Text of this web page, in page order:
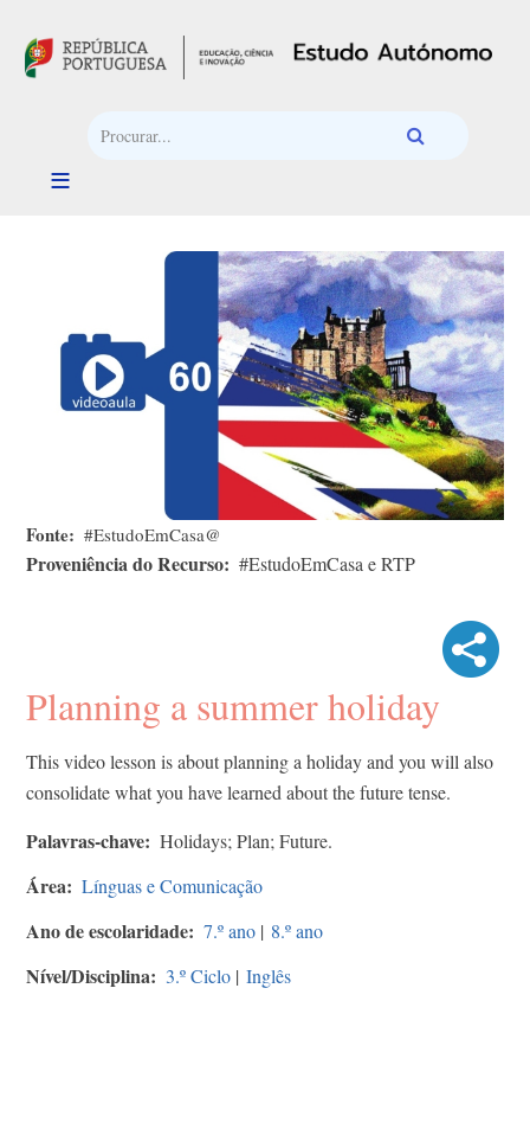
Fonte #EstudoEmCasa@
Proveniência do Recurso #EstudoEmCasa e RTP
Planning a summer holiday
This video lesson is about planning a holiday and you will also
consolidate what you have learned about the future tense.
Palavras-chave Holidays; Plan; Future.
Área Línguas e Comunicação
Ano de escolaridade 7.º ano | 8.º ano
Nível/Disciplina 3.º Ciclo | Inglês